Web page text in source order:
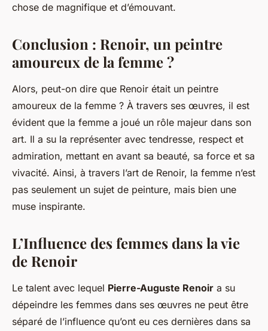
chose de magnifique et d’émouvant.
Conclusion : Renoir, un peintre
amoureux de la femme ?
Alors, peut-on dire que Renoir était un peintre
amoureux de la femme ? À travers ses œuvres, il est
évident que la femme a joué un rôle majeur dans son
art. Il a su la représenter avec tendresse, respect et
admiration, mettant en avant sa beauté, sa force et sa
vivacité. Ainsi, à travers l’art de Renoir, la femme n’est
pas seulement un sujet de peinture, mais bien une
muse inspirante.
L’Influence des femmes dans la vie
de Renoir
Le talent avec lequel Pierre-Auguste Renoir a su
dépeindre les femmes dans ses œuvres ne peut être
séparé de l’influence qu’ont eu ces dernières dans sa